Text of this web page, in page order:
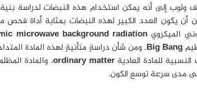
ولوب إلى أنه يمكن استخدام هذه النبضات لدراسة
أن يكون العدد الكبير لهذه النبضات بمثابة أداة
الميكروي microwave background radiation
Big Bang. ومن شأن دراسةٍ متأنيةٍ لهذه المادة
للمادة العاديةordinary matter، والمادة
مدى سرعة توسع الكون.